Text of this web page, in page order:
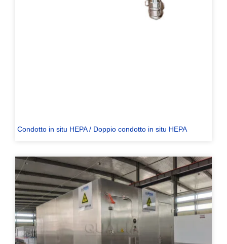
Condotto in situ HEPA / Doppio condotto in situ HEPA